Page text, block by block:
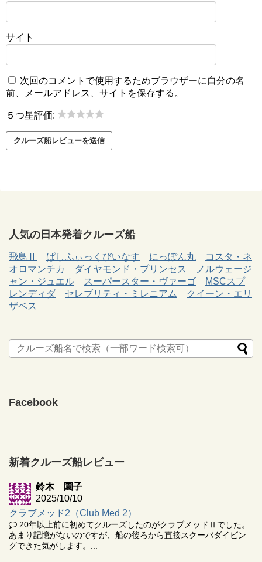
サイト
次回のコメントで使用するためブラウザーに自分の名
前、メールアドレス、サイトを保存する。
５つ星評価:
人気の日本発着クルーズ船
飛鳥Ⅱ ぱしふぃっくびいなす にっぽん丸
コスタ・ネ
オロマンチカ
ダイヤモンド・プリンセス
ノルウェージ
ャン・ジュエル
スーパースター・ヴァーゴ
MSCスプ
レンディダ
セレブリティ・ミレニアム
クイーン・エリ
ザベス
Facebook
新着クルーズ船レビュー
鈴木 園子
2025/10/10
クラブメッド2（Club Med 2）
20年以上前に初めてクルーズしたのがクラブメッドⅡでした。
あまり記憶がないのですが、船の後ろから直接スクーバダイビン
グできた気がします。...